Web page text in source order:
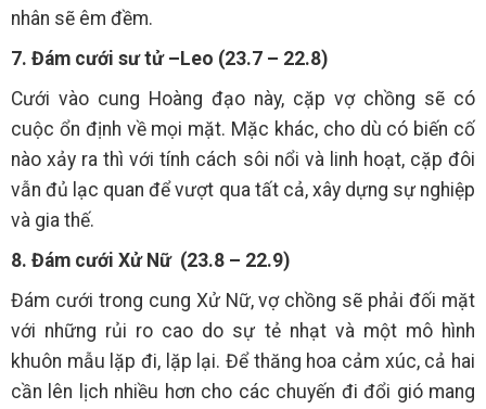
nhân sẽ êm đềm.
7. Đám cưới sư tử –Leo (23.7 – 22.8)
Cưới vào cung Hoàng đạo này, cặp vợ chồng sẽ có
cuộc ổn định về mọi mặt. Mặc khác, cho dù có biến cố
nào xảy ra thì với tính cách sôi nổi và linh hoạt, cặp đôi
vẫn đủ lạc quan để vượt qua tất cả, xây dựng sự nghiệp
và gia thế.
8. Đám cưới Xử Nữ (23.8 – 22.9)
Đám cưới trong cung Xử Nữ, vợ chồng sẽ phải đối mặt
với những rủi ro cao do sự tẻ nhạt và một mô hình
khuôn mẫu lặp đi, lặp lại. Để thăng hoa cảm xúc, cả hai
cần lên lịch nhiều hơn cho các chuyến đi đổi gió mang